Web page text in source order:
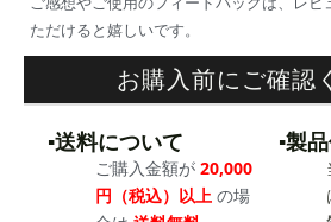
ただけると嬉しいです。
お購入前にご確認
▪️送料について
ご購入金額が 20,000
円（税込）以上 の場
▪️製